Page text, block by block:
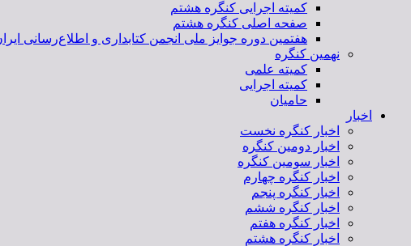
کمیته اجرایی کنگره هشتم
صفحه اصلی کنگره هشتم
هفتمین دوره جوایز ملی انجمن کتابداری و اطلاع‌رسانی
نهمین کنگره
کمیته علمی
کمیته اجرایی
حامیان
اخبار
اخبار کنگره نخست
اخبار دومین کنگره
اخبار سومین کنگره
اخبار کنگره چهارم
اخبار کنگره پنجم
اخبار کنگره ششم
اخبار کنگره هفتم
اخبار کنگره هشتم